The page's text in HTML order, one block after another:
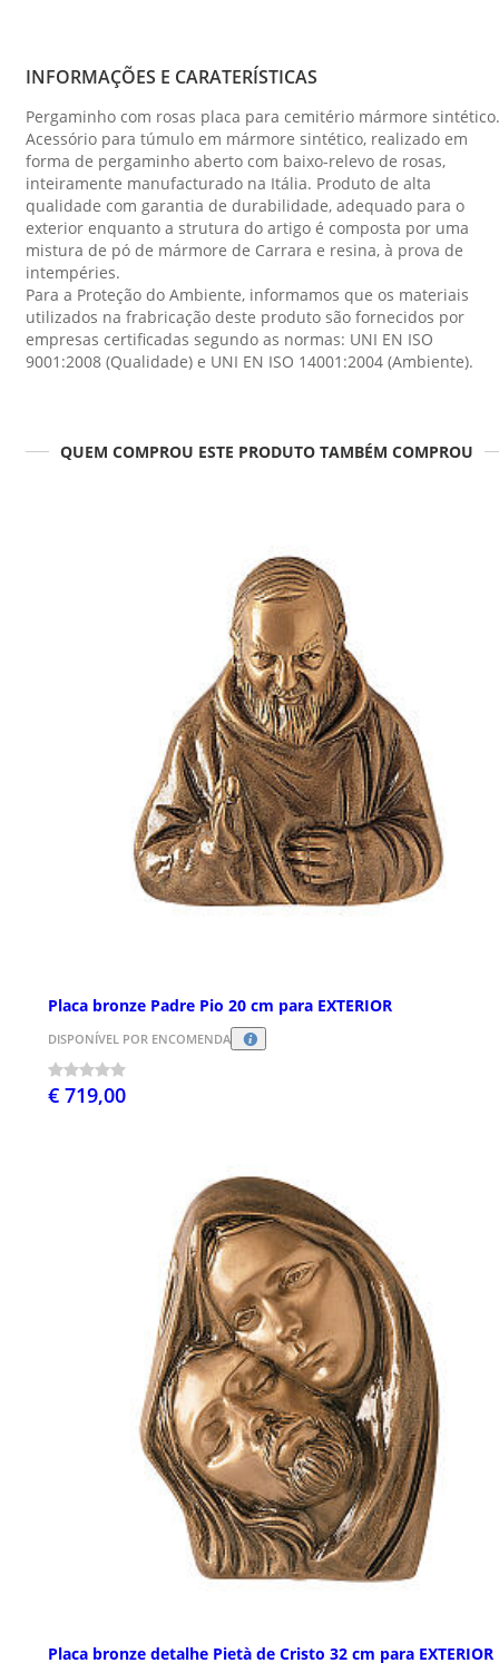
INFORMAÇÕES E CARATERÍSTICAS
Pergaminho com rosas placa para cemitério mármore sintético.
Acessório para túmulo em mármore sintético, realizado em
forma de pergaminho aberto com baixo-relevo de rosas,
inteiramente manufacturado na Itália. Produto de alta
qualidade com garantia de durabilidade, adequado para o
exterior enquanto a strutura do artigo é composta por uma
mistura de pó de mármore de Carrara e resina, à prova de
intempéries.
Para a Proteção do Ambiente, informamos que os materiais
utilizados na frabricação deste produto são fornecidos por
empresas certificadas segundo as normas: UNI EN ISO
9001:2008 (Qualidade) e UNI EN ISO 14001:2004 (Ambiente).
QUEM COMPROU ESTE PRODUTO TAMBÉM COMPROU
Placa bronze Padre Pio 20 cm para EXTERIOR
DISPONÍVEL POR ENCOMENDA
€ 719,00
Placa bronze detalhe Pietà de Cristo 32 cm para EXTERIOR